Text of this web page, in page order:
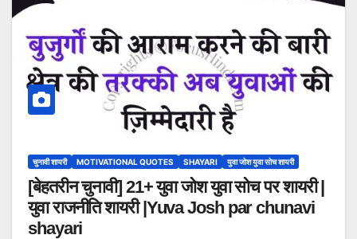
चुनावी शायरी MOTIVATIONAL QUOTES SHAYARI युवा जोश युवा सोच शायरी
[बेहतरीन चुनावी] 21+ युवा जोश युवा सोच पर शायरी |
युवा राजनीति शायरी |Yuva Josh par chunavi
shayari